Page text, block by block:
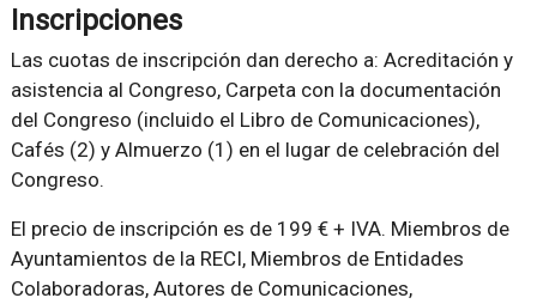
Inscripciones
Las cuotas de inscripción dan derecho a: Acreditación y
asistencia al Congreso, Carpeta con la documentación
del Congreso (incluido el Libro de Comunicaciones),
Cafés (2) y Almuerzo (1) en el lugar de celebración del
Congreso.
El precio de inscripción es de 199 € + IVA. Miembros de
Ayuntamientos de la RECI, Miembros de Entidades
Colaboradoras, Autores de Comunicaciones,